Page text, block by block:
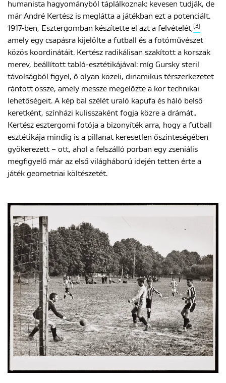
humanista hagyományból táplálkoznak: kevesen tudják, de
már André Kertész is meglátta a játékban ezt a potenciált.
1917-ben, Esztergomban készítette el azt a felvételét, [3]
amely egy csapásra kijelölte a futball és a fotóművészet
közös koordinátáit. Kertész radikálisan szakított a korszak
merev, beállított tabló-esztétikájával: míg Gursky steril
távolságból figyel, ő olyan közeli, dinamikus térszerkezetet
rántott össze, amely messze megelőzte a kor technikai
lehetőségeit. A kép bal szélét uraló kapufa és háló belső
keretként, színházi kulisszaként fogja közre a drámát..
Kertész esztergomi fotója a bizonyíték arra, hogy a futball
esztétikája mindig is a pillanat keresetlen őszinteségében
gyökerezett – ott, ahol a felszálló porban egy zseniális
megfigyelő már az első világháború idején tetten érte a
játék geometriai költészetét.